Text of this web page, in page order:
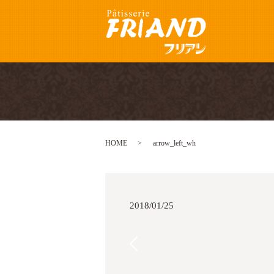
HOME arrow_left_wh
2018/01/25